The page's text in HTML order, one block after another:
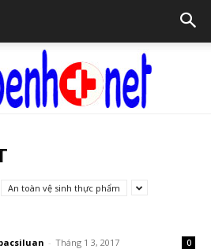
An toàn vệ sinh thực phẩm
- Tháng 1 3, 2017 0